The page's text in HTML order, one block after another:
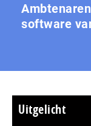
software
Uitgelicht